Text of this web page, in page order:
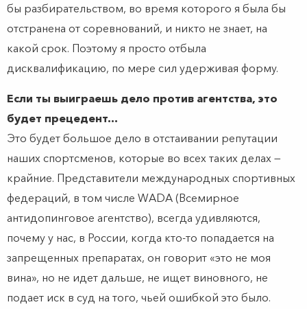
бы разбирательством, во время которого я была бы
отстранена от соревнований, и никто не знает, на
какой срок. Поэтому я просто отбыла
дисквалификацию, по мере сил удерживая форму.
Если ты выиграешь дело против агентства, это
будет прецедент…
Это будет большое дело в отстаивании репутации
наших спортсменов, которые во всех таких делах —
крайние. Представители международных спортивных
федераций, в том числе WADA (Всемирное
антидопинговое агентство), всегда удивляются,
почему у нас, в России, когда кто-то попадается на
запрещенных препаратах, он говорит «это не моя
вина», но не идет дальше, не ищет виновного, не
подает иск в суд на того, чьей ошибкой это было.